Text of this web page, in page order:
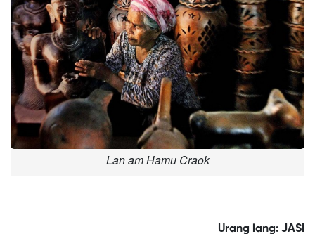
Lan am Hamu Craok
Urang lang: JASI